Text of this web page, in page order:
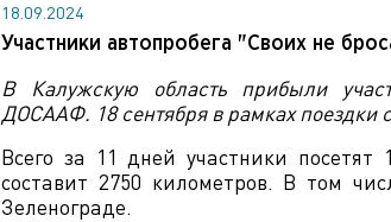
18.09.2024
Участники автопробега "Своих не
В Калужскую область прибыли
ДОСААФ. 18 сентября в рамках поездки
Всего за 11 дней участники
составит 2750 километров. В том
Зеленограде.